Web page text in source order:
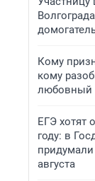
Кому
кому
любовный
ЕГЭ хотят
году: в
августа